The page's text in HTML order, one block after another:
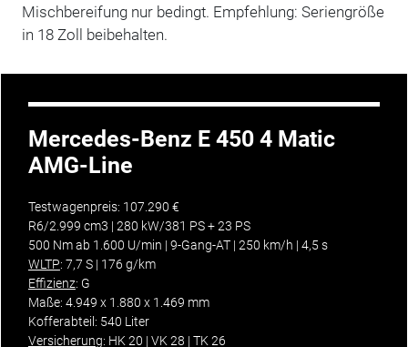
Mischbereifung nur bedingt. Empfehlung: Seriengröße
in 18 Zoll beibehalten.
Mercedes-Benz E 450 4 Matic
AMG-Line
Testwagenpreis: 107.290 €
R6/2.999 cm3 | 280 kW/381 PS + 23 PS
500 Nm ab 1.600 U/min | 9-Gang-AT | 250 km/h | 4,5 s
WLTP: 7,7 S | 176 g/km
Effizienz: G
Maße: 4.949 x 1.880 x 1.469 mm
Kofferabteil: 540 Liter
Versicherung: HK 20 | VK 28 | TK 26